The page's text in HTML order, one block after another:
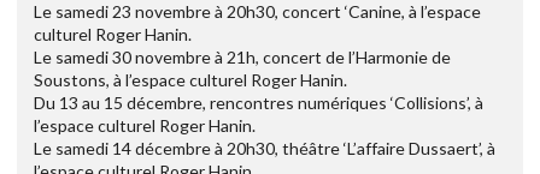
Le samedi 23 novembre à 20h30, concert ‘Canine, à l’espace
culturel Roger Hanin.
Le samedi 30 novembre à 21h, concert de l’Harmonie de
Soustons, à l’espace culturel Roger Hanin.
Du 13 au 15 décembre, rencontres numériques ‘Collisions’, à
l’espace culturel Roger Hanin.
Le samedi 14 décembre à 20h30, théâtre ‘L’affaire Dussaert’, à